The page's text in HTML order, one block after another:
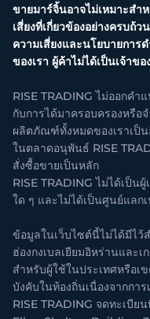
ขายมาร์จิ้นอาจไม่เหมาะส
เสี่ยงที่เกี่ยวข้องอย่างครบถ้
ความเสี่ยงและนโยบายการ
ของเรา ผู้ค้าไม่ได้เป็นเจ้าข
RISE TRADING ไม่ออกคำ
กับการได้มาครอบครองหรื
ผลิตภัณฑ์ทั้งหมดของเราเป็
ในตลาดอนุพันธ์ RISE
สั่งซื้อขายเป็นหลัก
RISE TRADING ไม่ได้เป็
ใด ๆ และไม่ได้เป็นศูนย์แล
ข้อมูลในเว็บไซต์นี้ไม่ได้มีไว้
ฮ่องกงเบลเยียมอิหร่านและ
สำหรับผู้ใช้ในประเทศหรือเ
บังคับในท้องถิ่นเนื่องจากกา
RISE TRADING จดทะเบี